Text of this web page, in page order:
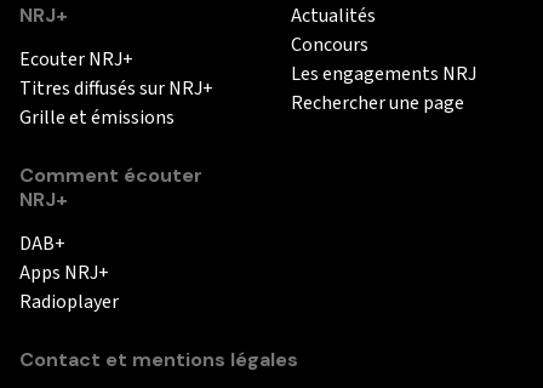
NRJ+
Ecouter NRJ+
Titres diffusés sur NRJ+
Grille et émissions
Comment écouter
NRJ+
DAB+
Apps NRJ+
Radioplayer
Actualités
Concours
Les engagements NRJ
Rechercher une page
Contact et mentions légales